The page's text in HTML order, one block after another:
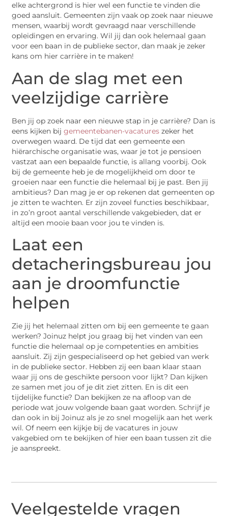
elke achtergrond is hier wel een functie te vinden die
goed aansluit. Gemeenten zijn vaak op zoek naar nieuwe
mensen, waarbij wordt gevraagd naar verschillende
opleidingen en ervaring. Wil jij dan ook helemaal gaan
voor een baan in de publieke sector, dan maak je zeker
kans om hier carrière in te maken!
Aan de slag met een
veelzijdige carrière
Ben jij op zoek naar een nieuwe stap in je carrière? Dan is
eens kijken bijgemeentebanen-vacatures zeker het
overwegen waard. De tijd dat een gemeente een
hiërarchische organisatie was, waar je tot je pensioen
vastzat aan een bepaalde functie, is allang voorbij. Ook
bij de gemeente heb je de mogelijkheid om door te
groeien naar een functie die helemaal bij je past. Ben jij
ambitieus? Dan mag je er op rekenen dat gemeenten op
je zitten te wachten. Er zijn zoveel functies beschikbaar,
in zo’n groot aantal verschillende vakgebieden, dat er
altijd een mooie baan voor jou te vinden is.
Laat een
detacheringsbureau jou
aan je droomfunctie
helpen
Zie jij het helemaal zitten om bij een gemeente te gaan
werken? Joinuz helpt jou graag bij het vinden van een
functie die helemaal op je competenties en ambities
aansluit. Zij zijn gespecialiseerd op het gebied van werk
in de publieke sector. Hebben zij een baan klaar staan
waar jij ons de geschikte persoon voor lijkt? Dan kijken
ze samen met jou of je dit ziet zitten. En is dit een
tijdelijke functie? Dan bekijken ze na afloop van de
periode wat jouw volgende baan gaat worden. Schrijf je
dan ook in bij Joinuz als je zo snel mogelijk aan het werk
wil. Of neem een kijkje bij de vacatures in jouw
vakgebied om te bekijken of hier een baan tussen zit die
je aanspreekt.
Veelgestelde vragen